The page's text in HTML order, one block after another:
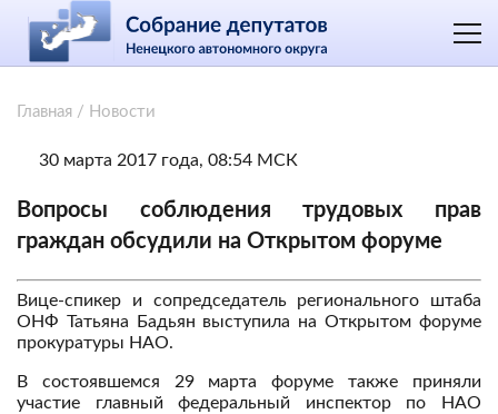
Главная / Новости
30 марта 2017 года, 08:54 МСК
Вопросы соблюдения трудовых прав
граждан обсудили на Открытом форуме
Вице-спикер и сопредседатель регионального штаба
ОНФ Татьяна Бадьян выступила на Открытом форуме
прокуратуры НАО.
В состоявшемся 29 марта форуме также приняли
участие главный федеральный инспектор по НАО